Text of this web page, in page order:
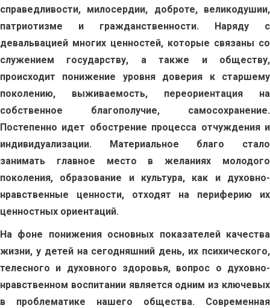
справедливости, милосердии, доброте, великодушии,
патриотизме и гражданственности. Наряду с
девальвацией многих ценностей, которые связаны со
служением государству, а также и обществу,
происходит понижение уровня доверия к старшему
поколению, выживаемость, переориентация на
собственное благополучие, самосохранение.
Постепенно идет обострение процесса отчуждения и
индивидуализации. Материальное благо стало
занимать главное место в желаниях молодого
поколения, образование и культура, как и духовно-
нравственные ценности, отходят на периферию их
ценностных ориентаций.
На фоне понижения основных показателей качества
жизни, у детей на сегодняшний день, их психического,
телесного и духовного здоровья, вопрос о духовно-
нравственном воспитании является одним из ключевых
в проблематике нашего общества. Современная